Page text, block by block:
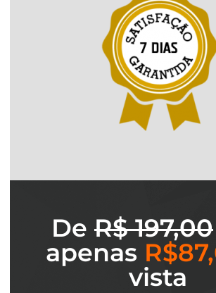
De R$ 197,00
apenas
vista